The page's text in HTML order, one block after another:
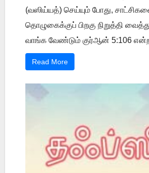
(வஸிய்யத்) செய்யும் போது,
தொழுகைக்குப் பிறகு நிறுத்தி
வாங்க வேண்டும் குர்ஆன் 5:106
Read More